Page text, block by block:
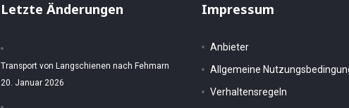
Letzte Änderungen
Transport von Langschienen nach Fehmarn
20. Januar 2026
Impressum
Anbieter
Allgemeine
Verhaltensregeln